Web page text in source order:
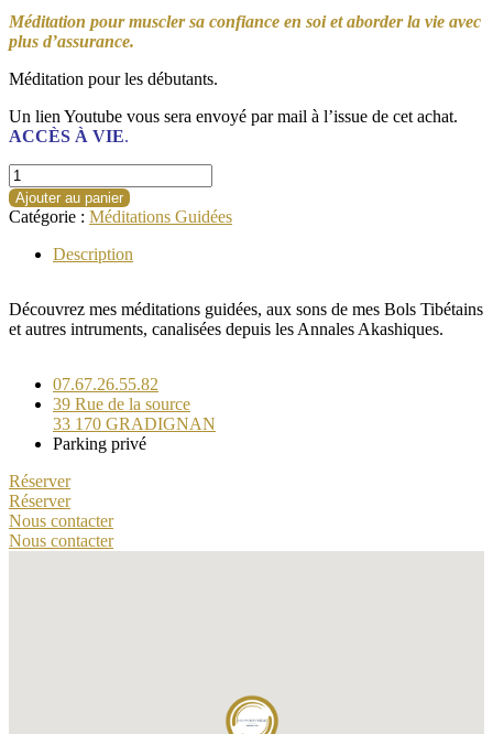
Méditation pour muscler sa confiance en soi et aborder la vie avec
plus d’assurance.
Méditation pour les débutants.
Un lien Youtube vous sera envoyé par mail à l’issue de cet achat.
ACCÈS À VIE.
quantité
de
La
confiance
Ajouter au panier
Catégorie : Méditations Guidées
Description
Découvrez mes méditations guidées, aux sons de mes Bols Tibétains
et autres intruments, canalisées depuis les Annales Akashiques.
07.67.26.55.82
39 Rue de la source
33 170 GRADIGNAN
Parking privé
Réserver
Réserver
Nous contacter
Nous contacter